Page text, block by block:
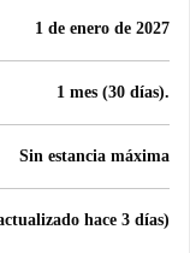
1 de enero de 2027
1 mes (30 días).
Sin estancia máxima
hace 3 días)